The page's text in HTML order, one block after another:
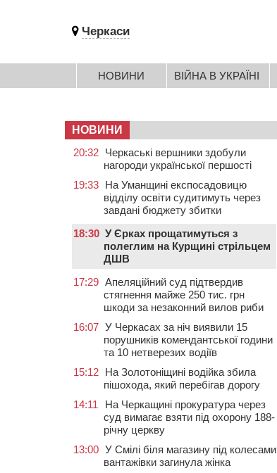
Черкаси
НОВИНИ ВІЙНА В УКРАЇНІ
НОВИНИ
20:32 Черкаські вершники здобули
нагороди української першості
19:33 На Уманщині експосадовицю
відділу освіти судитимуть через
завдані бюджету збитки
18:30 У Єрках прощатимуться з
полеглим на Курщині стрільцем
ДШВ
17:29 Апеляційний суд підтвердив
стягнення майже 250 тис. грн
шкоди за незаконний вилов риби
16:07 У Черкасах за ніч виявили 15
порушників комендантської години
та 10 нетверезих водіїв
15:12 На Золотоніщині водійка збила
пішохода, який перебігав дорогу
14:11
На Черкащині прокуратура через
суд вимагає взяти під охорону 188-
річну церкву
13:00 У Смілі біля магазину під колесами
вантажівки загинула жінка